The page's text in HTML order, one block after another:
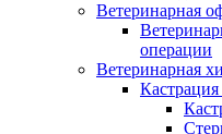
Ветеринарная
операции
Ветеринарная